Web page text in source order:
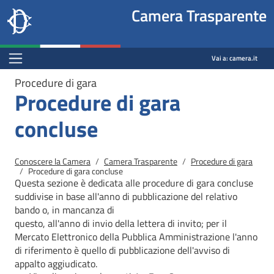
Salta al contenuto principale
Salta al menu di navigazione
Site
header
block
Camera dei deputati
Camera Trasparente
Menu Bar block
Vai a:camera.it
Procedure di gara
Procedure di gara
concluse
Briciole di pane
Conoscere la Camera Camera Trasparente Procedure di gara
Procedure di gara concluse
Questa sezione è dedicata alle procedure di gara concluse
suddivise in base all'anno di pubblicazione del relativo
bando o, in mancanza di
questo, all'anno di invio della lettera di invito; per il
Mercato Elettronico della Pubblica Amministrazione l'anno
di riferimento è quello di pubblicazione dell'avviso di
appalto aggiudicato.
Fine pagina
Salta al contenuto principale
Salta al menu di navigazione
Vai a inizio pagina